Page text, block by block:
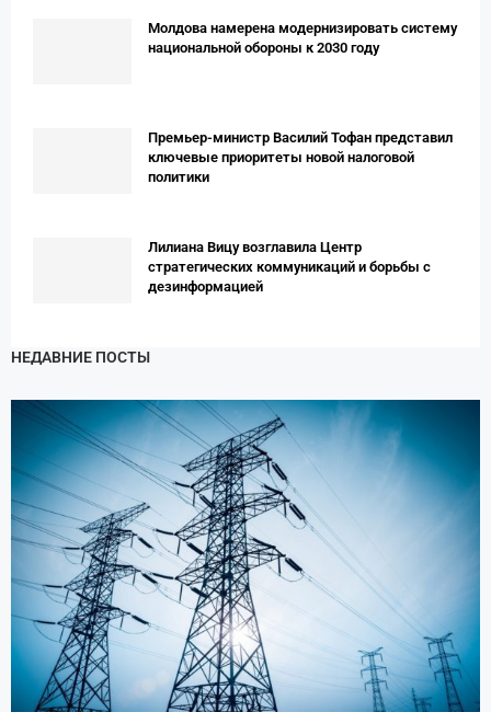
Молдова намерена модернизировать систему
национальной обороны к 2030 году
Премьер-министр Василий Тофан представил
ключевые приоритеты новой налоговой
политики
Лилиана Вицу возглавила Центр
стратегических коммуникаций и борьбы с
дезинформацией
НЕДАВНИЕ ПОСТЫ